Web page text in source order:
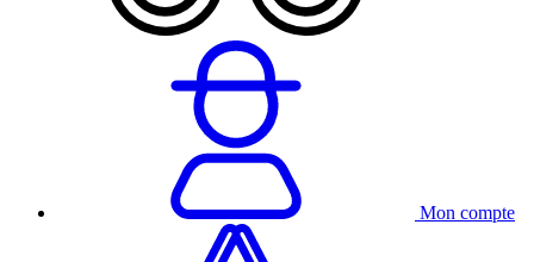
Mon compte